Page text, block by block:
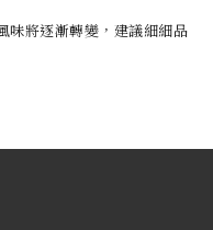
味將逐漸轉變，建議細細品